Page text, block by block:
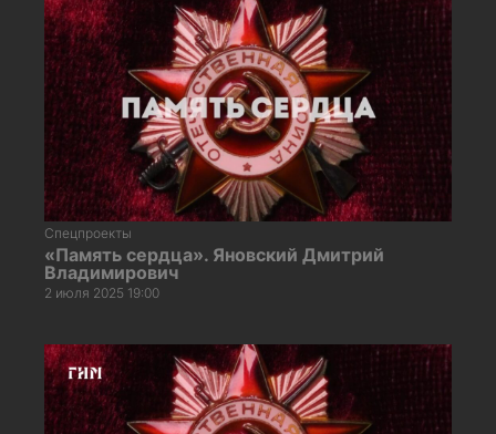
Спецпроекты
«Память сердца». Яновский Дмитрий
Владимирович
2 июля 2025 19:00